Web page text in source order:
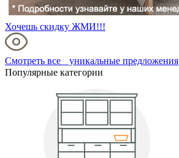
Хочешь скидку ЖМИ!!!
Смотреть все уникальные предложения
Популярные категории